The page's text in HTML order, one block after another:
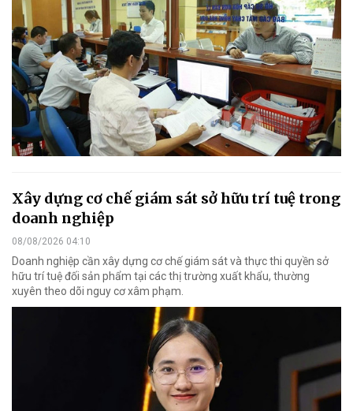
Xây dựng cơ chế giám sát sở hữu trí tuệ trong
doanh nghiệp
08/08/2026 04:10
Doanh nghiệp cần xây dựng cơ chế giám sát và thực thi quyền sở
hữu trí tuệ đối sản phẩm tại các thị trường xuất khẩu, thường
xuyên theo dõi nguy cơ xâm phạm.